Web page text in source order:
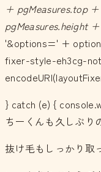
+ pgMeasures.top
pgMeasures.height
'&options=' +
fixer-style-eh3cg-
} catch (e) {
ちーくんも久しぶり
抜け毛もしっかり取